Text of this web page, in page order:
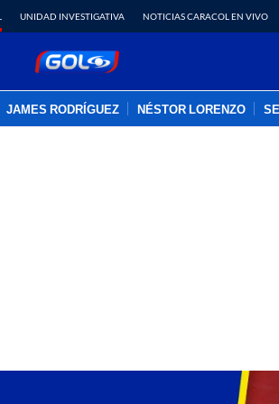
UNIDAD INVESTIGATIVA NOTICIAS CARACOL EN VIVO
JAMES RODRÍGUEZ NÉSTOR LORENZO